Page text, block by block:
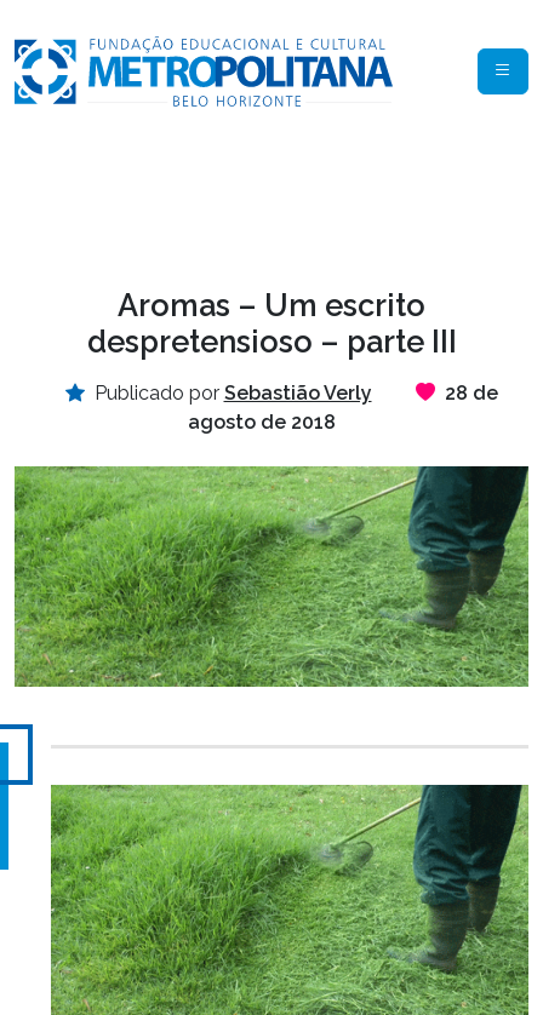
Aromas – Um escrito
despretensioso – parte III
Publicado por Sebastião Verly
28 de
agosto de 2018